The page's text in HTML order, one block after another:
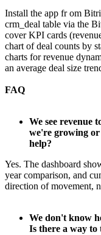
Install the app fr om
crm_deal table via the
cover KPI cards
chart of deal counts by
charts for revenue
an average deal size
FAQ
We see revenue
we're growing
help?
Yes. The dashboard
year comparison, and
direction of movement,
We don't know
Is there a way to